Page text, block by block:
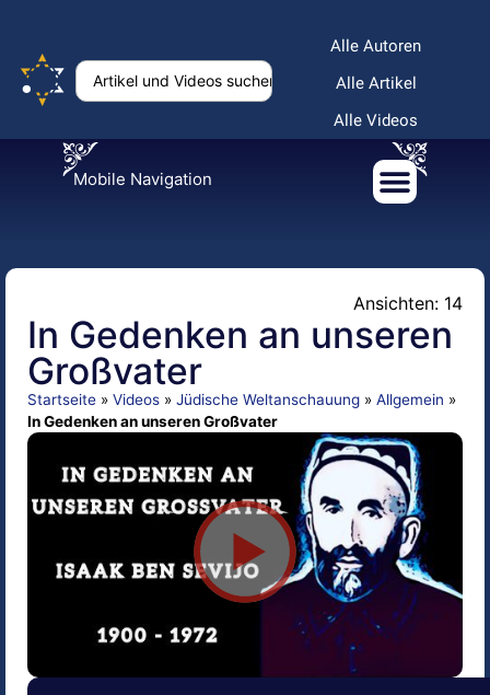
Alle Autoren
Alle Artikel
Alle Videos
Mobile Navigation
Ansichten: 14
In Gedenken an unseren
Großvater
Startseite » Videos » Jüdische Weltanschauung » Allgemein »
In Gedenken an unseren Großvater